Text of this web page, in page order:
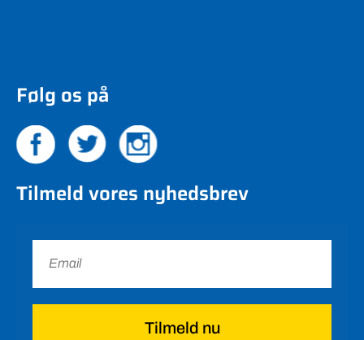
Følg os på
Tilmeld vores nyhedsbrev
Tilmeld nu